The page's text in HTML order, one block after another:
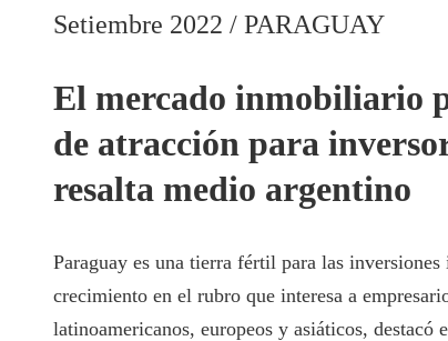
Setiembre 2022 / PARAGUAY
El mercado inmobiliario
de atracción para
resalta medio argentino
Paraguay es una tierra fértil para las
crecimiento en el rubro que interesa a
latinoamericanos, europeos y asiáticos,